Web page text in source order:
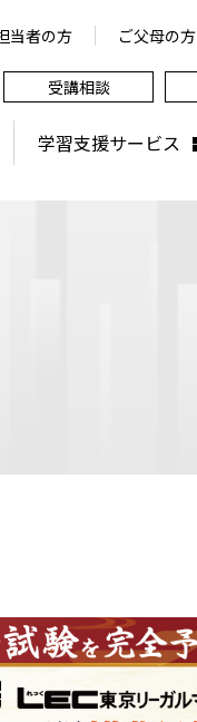
学習支援サービス
当者の方 ご父母の方
受講相談